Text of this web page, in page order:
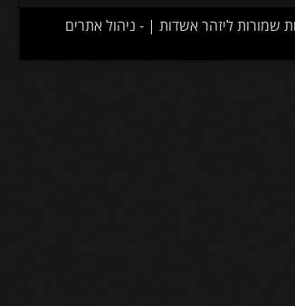
שמורות ליזהר אשדות | - ניהול אתרים